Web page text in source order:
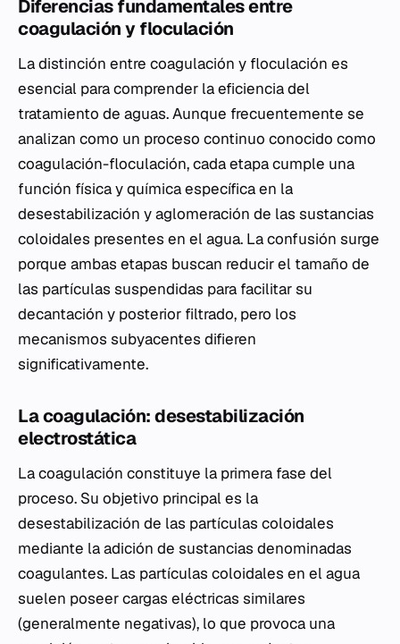
Diferencias fundamentales entre
coagulación y floculación
La distinción entre coagulación y floculación es
esencial para comprender la eficiencia del
tratamiento de aguas. Aunque frecuentemente se
analizan como un proceso continuo conocido como
coagulación-floculación, cada etapa cumple una
función física y química específica en la
desestabilización y aglomeración de las sustancias
coloidales presentes en el agua. La confusión surge
porque ambas etapas buscan reducir el tamaño de
las partículas suspendidas para facilitar su
decantación y posterior filtrado, pero los
mecanismos subyacentes difieren
significativamente.
La coagulación: desestabilización
electrostática
La coagulación constituye la primera fase del
proceso. Su objetivo principal es la
desestabilización de las partículas coloidales
mediante la adición de sustancias denominadas
coagulantes. Las partículas coloidales en el agua
suelen poseer cargas eléctricas similares
(generalmente negativas), lo que provoca una